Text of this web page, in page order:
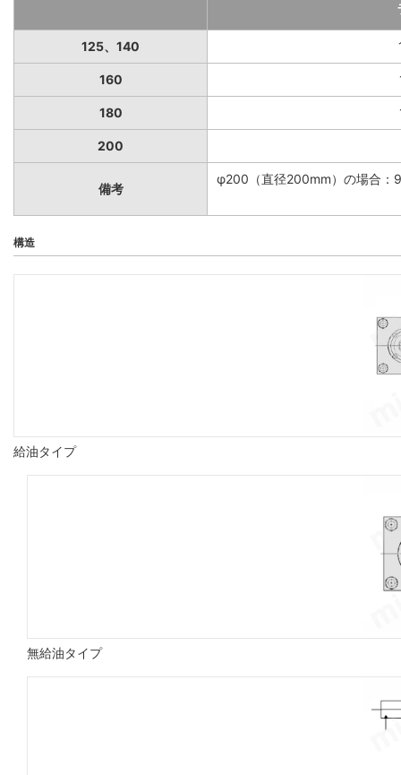
125、140
160
180
200
備考
φ200（直径200mm）の場合：
構造
給油タイプ
無給油タイプ